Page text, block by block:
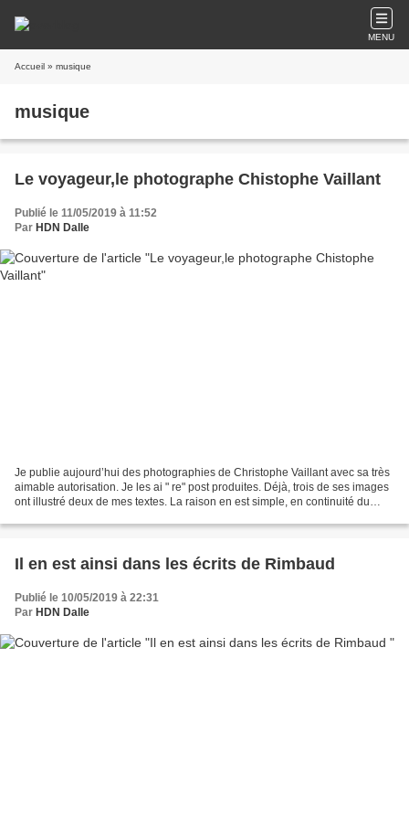
MENU
Accueil » musique
musique
Le voyageur,le photographe Chistophe Vaillant
Publié le 11/05/2019 à 11:52
Par HDN Dalle
Je publie aujourd’hui des photographies de Christophe Vaillant avec sa très
aimable autorisation. Je les ai " re" post produites. Déjà, trois de ses images
ont illustré deux de mes textes. La raison en est simple, en continuité du
Il en est ainsi dans les écrits de Rimbaud
Publié le 10/05/2019 à 22:31
Par HDN Dalle